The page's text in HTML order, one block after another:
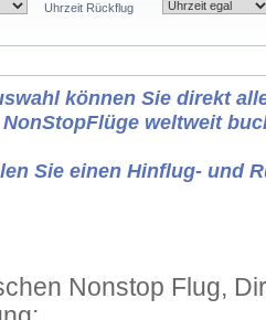
Uhrzeit Rückflug
können Sie direkt
NonStopFlüge weltweit
Sie einen Hinflug- und
Nonstop Flug,